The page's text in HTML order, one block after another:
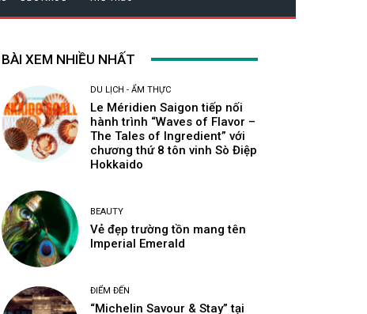
BÀI XEM NHIỀU NHẤT
DU LỊCH - ẨM THỰC
Le Méridien Saigon tiếp nối
hành trình “Waves of Flavor –
The Tales of Ingredient” với
chương thứ 8 tôn vinh Sò Điệp
Hokkaido
BEAUTY
Vẻ đẹp trường tồn mang tên
Imperial Emerald
ĐIỂM ĐẾN
“Michelin Savour & Stay” tại